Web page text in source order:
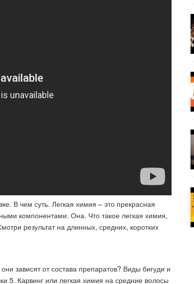
В чем суть. Легкая химия – это прекрасная
компонентами. Она. Что такое легкая химия,
результат на длинных, средних, коротких
зависят от состава препаратов? Виды бигуди и
5. Карвинг или легкая химия на средние волосы